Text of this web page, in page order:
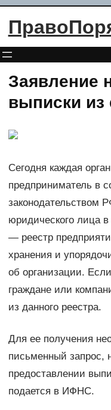
Перейти
Заявление
выписки из
Сегодня каждая
предприниматель в
законодательством
юридического лица
— реестр
хранения и
об организации.
граждане или
из данного реестра.
Для ее получения
письменный запрос,
предоставлении
подается в ИФНС.